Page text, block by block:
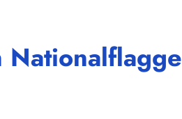
Nationalflagge